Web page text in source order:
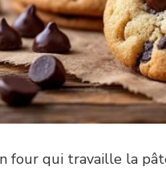
four qui travaille la